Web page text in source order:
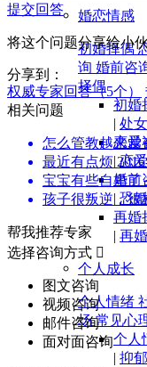
婚恋情感
初婚择偶
询 婚前咨
择偶
初婚
| 处
恋爱
|恋
婚前
| 恐婚
再婚
| 再
个人成长
个人情绪
场常见心
个人
| 抑
提交回答
将这个问题分享给小
分享到：
权威专家回答（5个）
相关问题
怎么管教越来越
最近有点烦
宝宝有些自卑了
孩子很叛逆，很
帮我推荐专家
选择咨询方式 
图文咨询
视频咨询
邮件咨询
面对面咨询